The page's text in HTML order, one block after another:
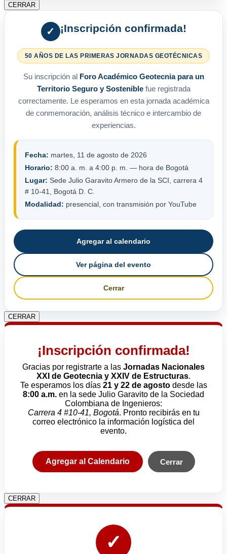
CERRAR
✓ ¡Inscripción confirmada!
50 AÑOS DE LAS PRIMERAS JORNADAS GEOTÉCNICAS
Su inscripción al Foro Académico Geotecnia para un
Territorio Seguro y Sosteniblefue registrada
correctamente. Le esperamos en esta jornada académica
de conmemoración, análisis técnico e intercambio de
experiencias.
Fecha: martes, 11 de agosto de 2026
Horario: 8:00 a. m. a 4:00 p. m. — hora de Bogotá
Lugar: Sede Julio Garavito Armero de la SCI, carrera 4
# 10-41, Bogotá D. C.
Modalidad: presencial, con transmisión por YouTube
Agregar al calendario
Ver página del evento
Cerrar
CERRAR
¡Inscripción confirmada!
Gracias por registrarte a las Jornadas Nacionales
XXI de Geotecnia y XXIV de Estructuras.
Te esperamos los días 21 y 22 de agostodesde las
8:00 a.m. en la sede Julio Garavito de la Sociedad
Colombiana de Ingenieros:
Carrera 4 #10-41, Bogotá. Pronto recibirás en tu
correo electrónico la información logística del
evento.
Agregar al Calendario Cerrar
CERRAR
✓